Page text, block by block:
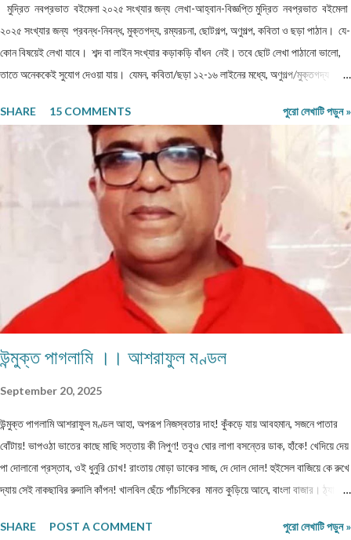
মুদ্রিত নবপ্রভাত বইমেলা ২০২৫ সংখ্যার জন্য লেখা-আহ্বান-বিজ্ঞপ্তি মুদ্রিত নবপ্রভাত বইমেলা
২০২৫ সংখ্যার জন্য প্রবন্ধ-নিবন্ধ, মুক্তগদ্য, রম্যরচনা, ছোটগল্প, অণুগল্প, কবিতা ও ছড়া পাঠান। যে-
কোন বিষয়েই লেখা যাবে। শব্দ বা লাইন সংখ্যার কড়াকড়ি বাঁধন নেই। তবে ছোট লেখা পাঠানো ভালো,
তাতে অনেককেই সুযোগ দেওয়া যায়। যেমন, কবিতা/ছড়া ১২-১৬ লাইনের মধ্যে, অণুগল্প/মুক্তগদ্য
বাঁধন 'অবশ্যমান্য' নয়। সম্পূর্ণ অপ্রকাশিত লেখা পাঠাতে হবে। মনোনয়নের সুবিধার্থে একাধিক লেখা
পাঠানো ভালো। তবে একই মেলেই দেবেন। একজন ব্যক্তি একান্ত প্রয়োজন ছাড়া একাধিক মেল করবেন
না। লেখা মেলবডিতে টাইপ বা পেস্ট করে পাঠাবেন। word ফাইলে পাঠানো যেতে পারে। লেখার সঙ্গে
দেবেন নিজের নাম, ঠিকানা এবং ফোন ও whatsapp নম্বর। (ছবি দেওয়ার দরকার নেই।) ১) মেলের
সাবজেক্ট লাইনে লিখবেন 'মুদ্রিত নবপ্রভাত বইমেলা সংখ্যা ২০২৬-এর জন্য'। ২) বানানের দিকে বিশেষ
SHARE 15 COMMENTS পুরো লেখাটি পড়ুন »
উন্মুক্ত পাগলামি ।। আশরাফুল মণ্ডল
September 20, 2025
উন্মুক্ত পাগলামি আশরাফুল মণ্ডল আহা, অপরূপ নিজস্বতার দাহ! কুঁকড়ে যায় আবহমান, সজনে পাতার
বোঁটায়! ভাপওঠা ভাতের কাছে মাছি সত্তায় কী নিপুণ! তবুও ঘোর লাগা বসন্তের ডাক, হাঁকে! খেদিয়ে দেয়
পা দোলানো প্রস্তাব, ওই ধুনুরি চোখ! রাংতায় মোড়া ডাকের সাজ, দে দোল দোল! হুইসেল বাজিয়ে কে রুখে
দ্যায় সেই নাকছাবির রুদালি কাঁপন! খালবিল ছেঁচে পাঁচসিকের মানত কুড়িয়ে আনে, বাংলা বাজার। ঠ্যাং
টালমাটাল! ঢিল মারা প্রশ্নের রোয়াকে বক্রচোখে যেন মেধাবী কবিতা! মুছে দিও তবে লাজুক গুপ্ত রোগ,
SHARE POST A COMMENT পুরো লেখাটি পড়ুন »